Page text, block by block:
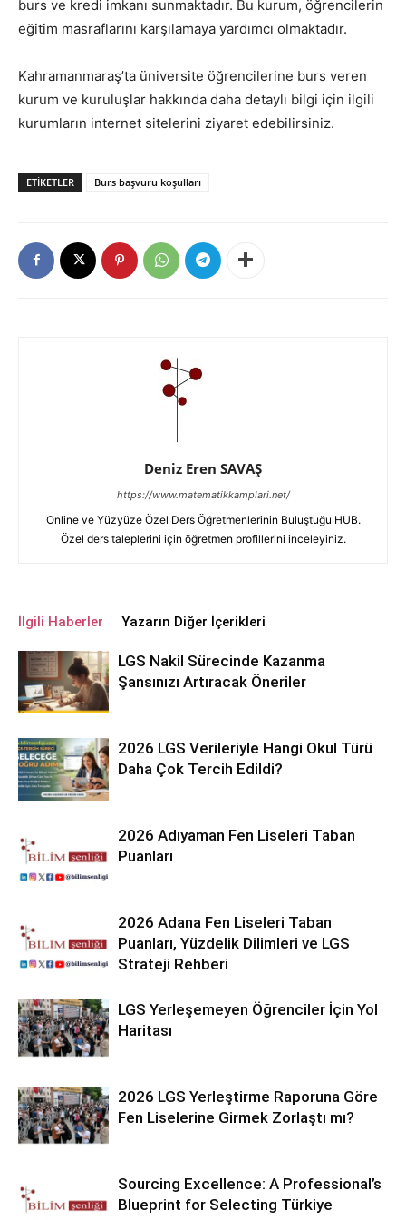
burs ve kredi imkanı sunmaktadır. Bu kurum, öğrencilerin
eğitim masraflarını karşılamaya yardımcı olmaktadır.
Kahramanmaraş’ta üniversite öğrencilerine burs veren
kurum ve kuruluşlar hakkında daha detaylı bilgi için ilgili
kurumların internet sitelerini ziyaret edebilirsiniz.
ETIKETLER Burs başvuru koşulları
Deniz Eren SAVAŞ
https://www.matematikkamplari.net/
Online ve Yüzyüze Özel Ders Öğretmenlerinin Buluştuğu HUB.
Özel ders taleplerini için öğretmen profillerini inceleyiniz.
İlgili Haberler Yazarın Diğer İçerikleri
LGS Nakil Sürecinde Kazanma
Şansınızı Artıracak Öneriler
2026 LGS Verileriyle Hangi Okul Türü
Daha Çok Tercih Edildi?
2026 Adıyaman Fen Liseleri Taban
Puanları
2026 Adana Fen Liseleri Taban
Puanları, Yüzdelik Dilimleri ve LGS
Strateji Rehberi
LGS Yerleşemeyen Öğrenciler İçin Yol
Haritası
2026 LGS Yerleştirme Raporuna Göre
Fen Liselerine Girmek Zorlaştı mı?
Sourcing Excellence: A Professional’s
Blueprint for Selecting Türkiye